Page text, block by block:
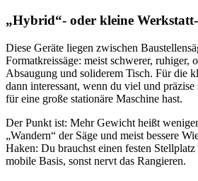
„Hybrid“- oder kleine
Diese Geräte liegen zwischen
Formatkreissäge: meist schwerer, ruhiger,
Absaugung und soliderem Tisch. Für die
dann interessant, wenn du viel und präzise
für eine große stationäre Maschine hast.
Der Punkt ist: Mehr Gewicht heißt
„Wandern“ der Säge und meist bessere
Haken: Du brauchst einen festen
mobile Basis, sonst nervt das Rangieren.